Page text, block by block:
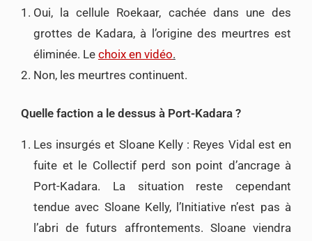
Oui, la cellule Roekaar, cachée dans une des
grottes de Kadara, à l’origine des meurtres est
éliminée. Le choix en vidéo.
Non, les meurtres continuent.
Quelle faction a le dessus à Port-Kadara ?
Les insurgés et Sloane Kelly : Reyes Vidal est en
fuite et le Collectif perd son point d’ancrage à
Port-Kadara. La situation reste cependant
tendue avec Sloane Kelly, l’Initiative n’est pas à
l’abri de futurs affrontements. Sloane viendra